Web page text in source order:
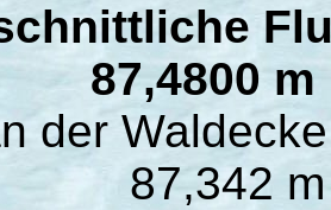
87,4800 m
der
m